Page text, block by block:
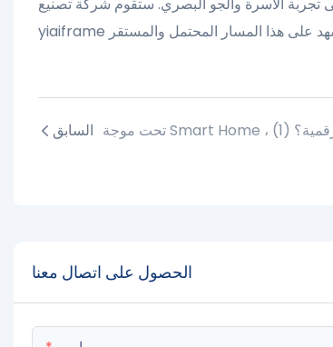
السابق
الحصول على اتصال معنا